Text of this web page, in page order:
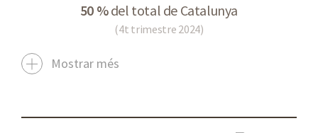
50 %del total de Catalunya
(4t trimestre 2024)
Mostrar més